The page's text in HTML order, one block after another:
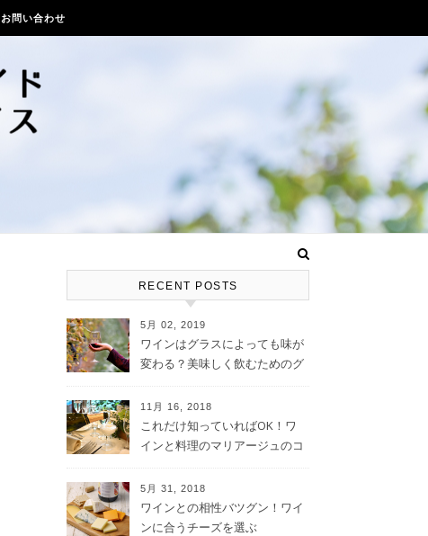
お問い合わせ
RECENT POSTS
5月 02, 2019
ワインはグラスによっても味が
変わる？美味しく飲むためのグ
11月 16, 2018
これだけ知っていればOK！ワ
インと料理のマリアージュのコ
5月 31, 2018
ワインとの相性バツグン！ワイ
ンに合うチーズを選ぶ